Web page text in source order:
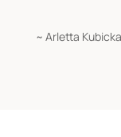
~ Arletta Kubicka